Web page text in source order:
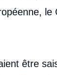
être